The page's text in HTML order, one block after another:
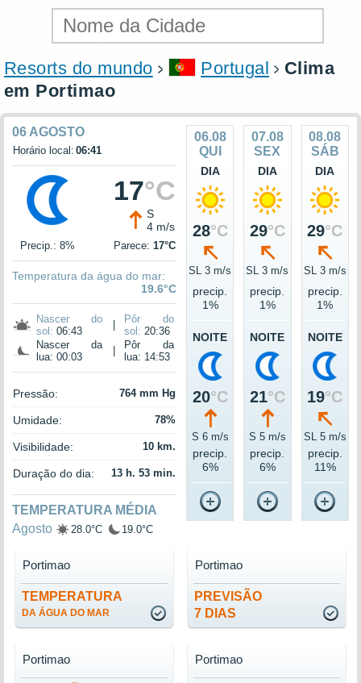
Resorts do mundo Portugal
Clima
em Portimao
06 AGOSTO
Horário local: 06:41
17°C
S
4 m/s
Precip.: 8% Parece: 17°C
Temperatura da água do mar:
19.6°C
Nascer do
sol: 06:43
Pôr do
sol: 20:36
Nascer da
lua: 00:03
Pôr da
lua: 14:53
Pressão: 764 mm Hg
Umidade: 78%
Visibilidade: 10 km.
Duração do dia: 13 h. 53 min.
TEMPERATURA MÉDIA
Agosto
28.0°C 19.0°C
06.08
QUI
DIA
28°C
SL 3 m/s
precip.
1%
NOITE
20°C
S 6 m/s
precip.
6%
07.08
SEX
DIA
29°C
SL 3 m/s
precip.
1%
NOITE
21°C
S 5 m/s
precip.
6%
08.08
SÁB
DIA
29°C
SL 3 m/s
precip.
1%
NOITE
19°C
SL 5 m/s
precip.
11%
TEMPERATURA
DA ÁGUA DO MAR
Portimao
PREVISÃO
7 DIAS
Portimao
Portimao Portimao